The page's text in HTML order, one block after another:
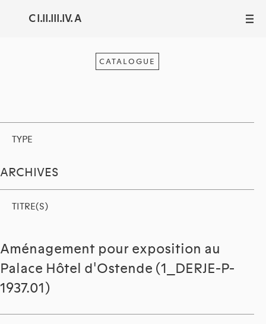
C I.II.III.IV. A III
CATALOGUE
TYPE
ARCHIVES
TITRE(S)
Aménagement pour exposition au
Palace Hôtel d'Ostende (1_DERJE-P-
1937.01)